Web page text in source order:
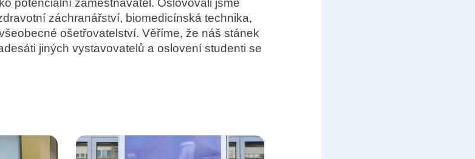
záchranářství, biomedicínská technika,
ošetřovatelství. Věříme, že náš stánek
jiných vystavovatelů a oslovení studenti se